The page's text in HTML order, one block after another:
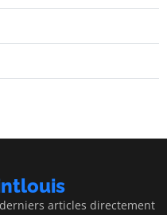
articles directement